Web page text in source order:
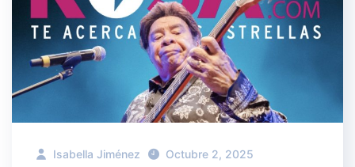
Isabella Jiménez Octubre 2, 2025